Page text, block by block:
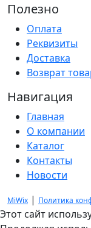
Полезно
Оплата
Реквизиты
Доставка
Возврат
Навигация
Главная
О компании
Каталог
Контакты
Новости
MiWix | Политика
Этот сайт